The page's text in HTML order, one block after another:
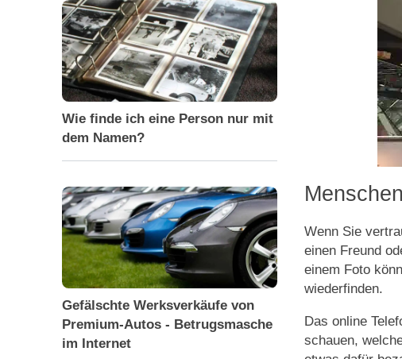
Wie finde ich eine Person nur mit
dem Namen?
Gefälschte Werksverkäufe von
Premium-Autos - Betrugsmasche
im Internet
Wenn Sie
einen Freund
einem Foto
wiederfinden.
Das online
schauen,